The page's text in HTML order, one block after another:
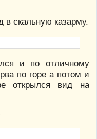
в скальную казарму.
и по отличному
по горе а потом и
открылся вид на